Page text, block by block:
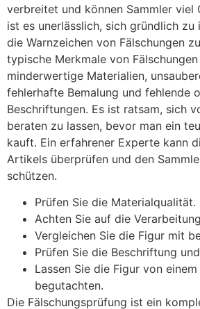
verbreitet und können Sammler viel
ist es unerlässlich, sich gründlich
die Warnzeichen von Fälschungen
typische Merkmale von
minderwertige Materialien,
fehlerhafte Bemalung und fehlende
Beschriftungen. Es ist ratsam, sich
beraten zu lassen, bevor man ein
kauft. Ein erfahrener Experte kann
Artikels überprüfen und den
schützen.
Prüfen Sie die Materialqualität.
Achten Sie auf die
Vergleichen Sie die Figur mit
Prüfen Sie die Beschriftung
Lassen Sie die Figur von
begutachten.
Die Fälschungsprüfung ist ein